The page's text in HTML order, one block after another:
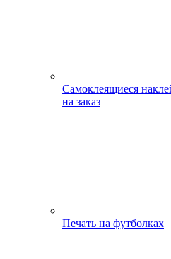
Самоклеящиеся
на заказ
Печать на футболках